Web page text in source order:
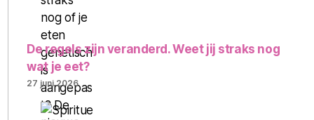
De regels zijn veranderd. Weet jij straks nog
wat je eet?
27 juni 2026